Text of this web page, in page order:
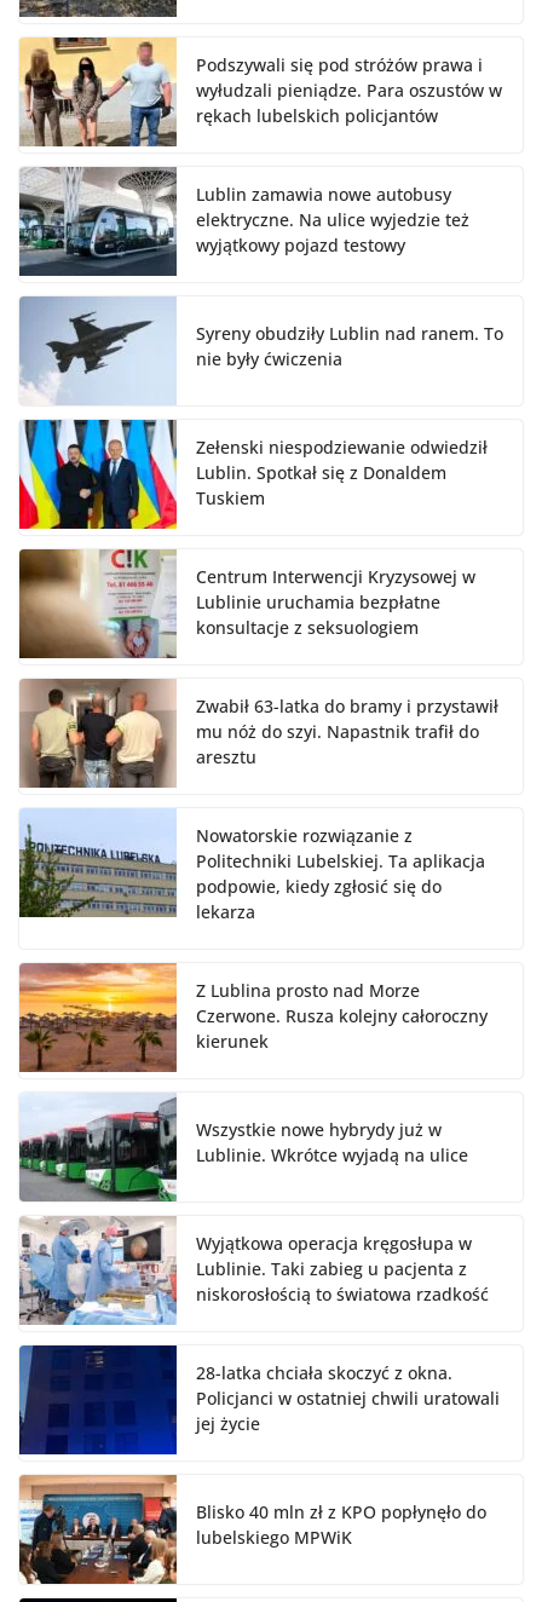
Podszywali się pod stróżów prawa i
wyłudzali pieniądze. Para oszustów w
rękach lubelskich policjantów
Lublin zamawia nowe autobusy
elektryczne. Na ulice wyjedzie też
wyjątkowy pojazd testowy
Syreny obudziły Lublin nad ranem. To
nie były ćwiczenia
Zełenski niespodziewanie odwiedził
Lublin. Spotkał się z Donaldem
Tuskiem
Centrum Interwencji Kryzysowej w
Lublinie uruchamia bezpłatne
konsultacje z seksuologiem
Zwabił 63-latka do bramy i przystawił
mu nóż do szyi. Napastnik trafił do
aresztu
Nowatorskie rozwiązanie z
Politechniki Lubelskiej. Ta aplikacja
podpowie, kiedy zgłosić się do
lekarza
Z Lublina prosto nad Morze
Czerwone. Rusza kolejny całoroczny
kierunek
Wszystkie nowe hybrydy już w
Lublinie. Wkrótce wyjadą na ulice
Wyjątkowa operacja kręgosłupa w
Lublinie. Taki zabieg u pacjenta z
niskorosłością to światowa rzadkość
28-latka chciała skoczyć z okna.
Policjanci w ostatniej chwili uratowali
jej życie
Blisko 40 mln zł z KPO popłynęło do
lubelskiego MPWiK